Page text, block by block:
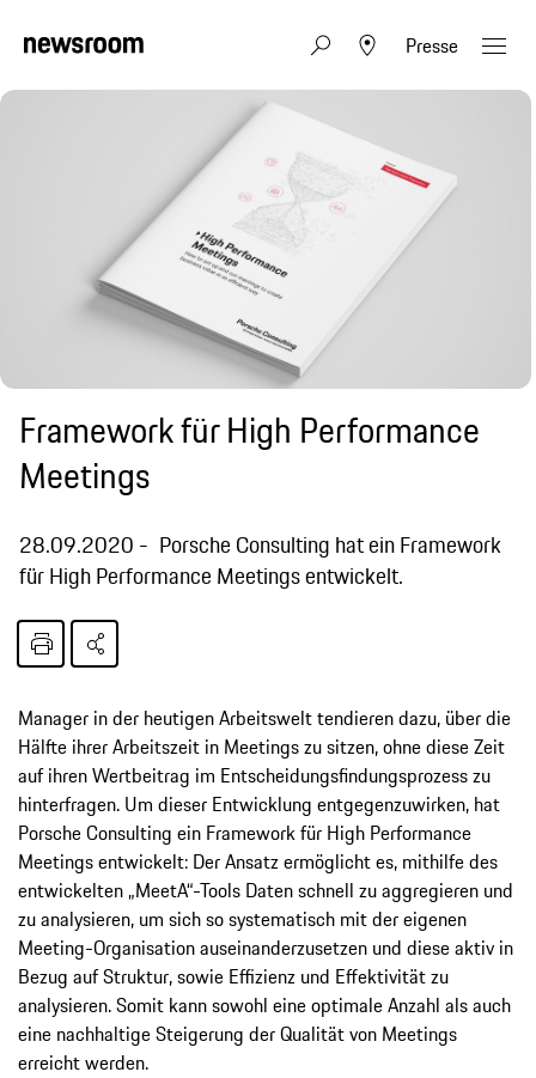
Presse
Framework für High Performance
Meetings
28.09.2020
Porsche Consulting hat ein Framework
für High Performance Meetings entwickelt.
Manager in der heutigen Arbeitswelt tendieren dazu, über die
Hälfte ihrer Arbeitszeit in Meetings zu sitzen, ohne diese Zeit
auf ihren Wertbeitrag im Entscheidungsfindungsprozess zu
hinterfragen. Um dieser Entwicklung entgegenzuwirken, hat
Porsche Consulting ein Framework für High Performance
Meetings entwickelt: Der Ansatz ermöglicht es, mithilfe des
entwickelten „MeetA“-Tools Daten schnell zu aggregieren und
zu analysieren, um sich so systematisch mit der eigenen
Meeting-Organisation auseinanderzusetzen und diese aktiv in
Bezug auf Struktur, sowie Effizienz und Effektivität zu
analysieren. Somit kann sowohl eine optimale Anzahl als auch
eine nachhaltige Steigerung der Qualität von Meetings
erreicht werden.